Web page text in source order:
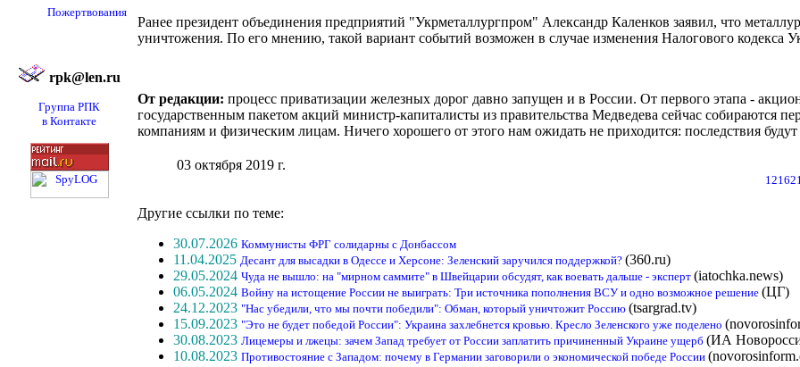
Пожертвования
rpk@len.ru
Группа РПК
в Контакте
Ранее президент объединения предприятий "Укрметаллургпром" Александр Каленков заявил, что
уничтожения. По его мнению, такой вариант событий возможен в случае изменения Налогового кодекса
От редакции: процесс приватизации железных дорог давно запущен и в России. От первого этапа -
государственным пакетом акций министр-капиталисты из правительства Медведева сейчас
компаниям и физическим лицам. Ничего хорошего от этого нам ожидать не приходится: последствия
03 октября 2019 г.
Другие ссылки по теме:
30.07.2026 Коммунисты ФРГ солидарны с Донбассом
11.04.2025 Десант для высадки в Одессе и Херсоне: Зеленский заручился поддержкой? (360.ru)
29.05.2024 Чуда не вышло: на "мирном саммите" в Швейцарии обсудят, как воевать дальше - эксперт (iatochka.news)
06.05.2024 Войну на истощение России не выиграть: Три источника пополнения ВСУ и одно возможное решение (ЦГ)
24.12.2023 "Нас убедили, что мы почти победили": Обман, который уничтожит Россию (tsargrad.tv)
15.09.2023 "Это не будет победой России": Украина захлебнется кровью. Кресло Зеленского уже поделено
30.08.2023 Лицемеры и лжецы: зачем Запад требует от России заплатить причиненный Украине ущерб (ИА
10.08.2023 Противостояние с Западом: почему в Германии заговорили о экономической победе России